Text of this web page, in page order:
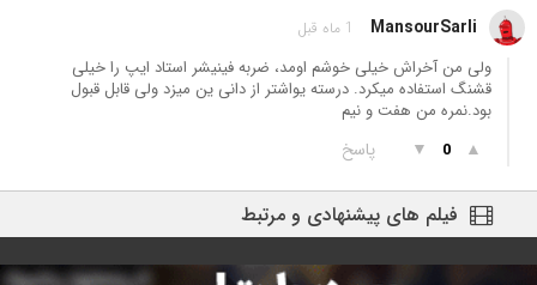
MansourSarli 1 ماه قبل
ولی من آخراش خیلی خوشم اومد، ضربه فینیشر استاد ایپ را خیلی
قشنگ استفاده میکرد. درسته یواشتر از دانی ین میزد ولی قابل قبول
بود.نمره من هفت و نیم
▲
0
▼ پاسخ
فیلم های پیشنهادی و مرتبط